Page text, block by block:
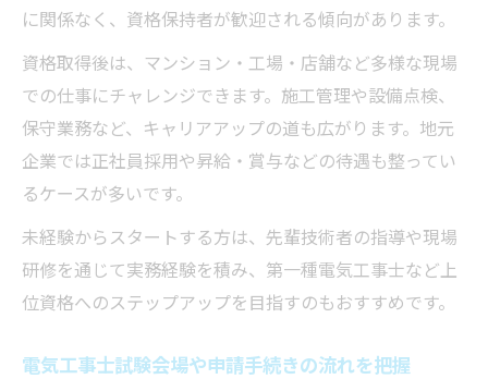
に関係なく、資格保持者が歓迎される傾向があります。
資格取得後は、マンション・工場・店舗など多様な現場
での仕事にチャレンジできます。施工管理や設備点検、
保守業務など、キャリアアップの道も広がります。地元
企業では正社員採用や昇給・賞与などの待遇も整ってい
るケースが多いです。
未経験からスタートする方は、先輩技術者の指導や現場
研修を通じて実務経験を積み、第一種電気工事士など上
位資格へのステップアップを目指すのもおすすめです。
電気工事士試験会場や申請手続きの流れを把握